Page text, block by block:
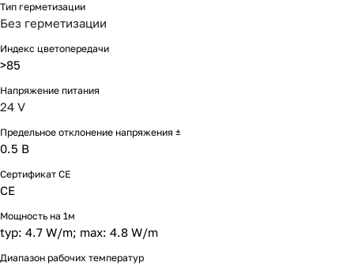
Тип герметизации
Без герметизации
Индекс цветопередачи
>85
Напряжение питания
24 V
Предельное отклонение напряжения ±
0.5 В
Сертификат CE
CE
Мощность на 1м
typ: 4.7 W/m; max: 4.8 W/m
Диапазон рабочих температур